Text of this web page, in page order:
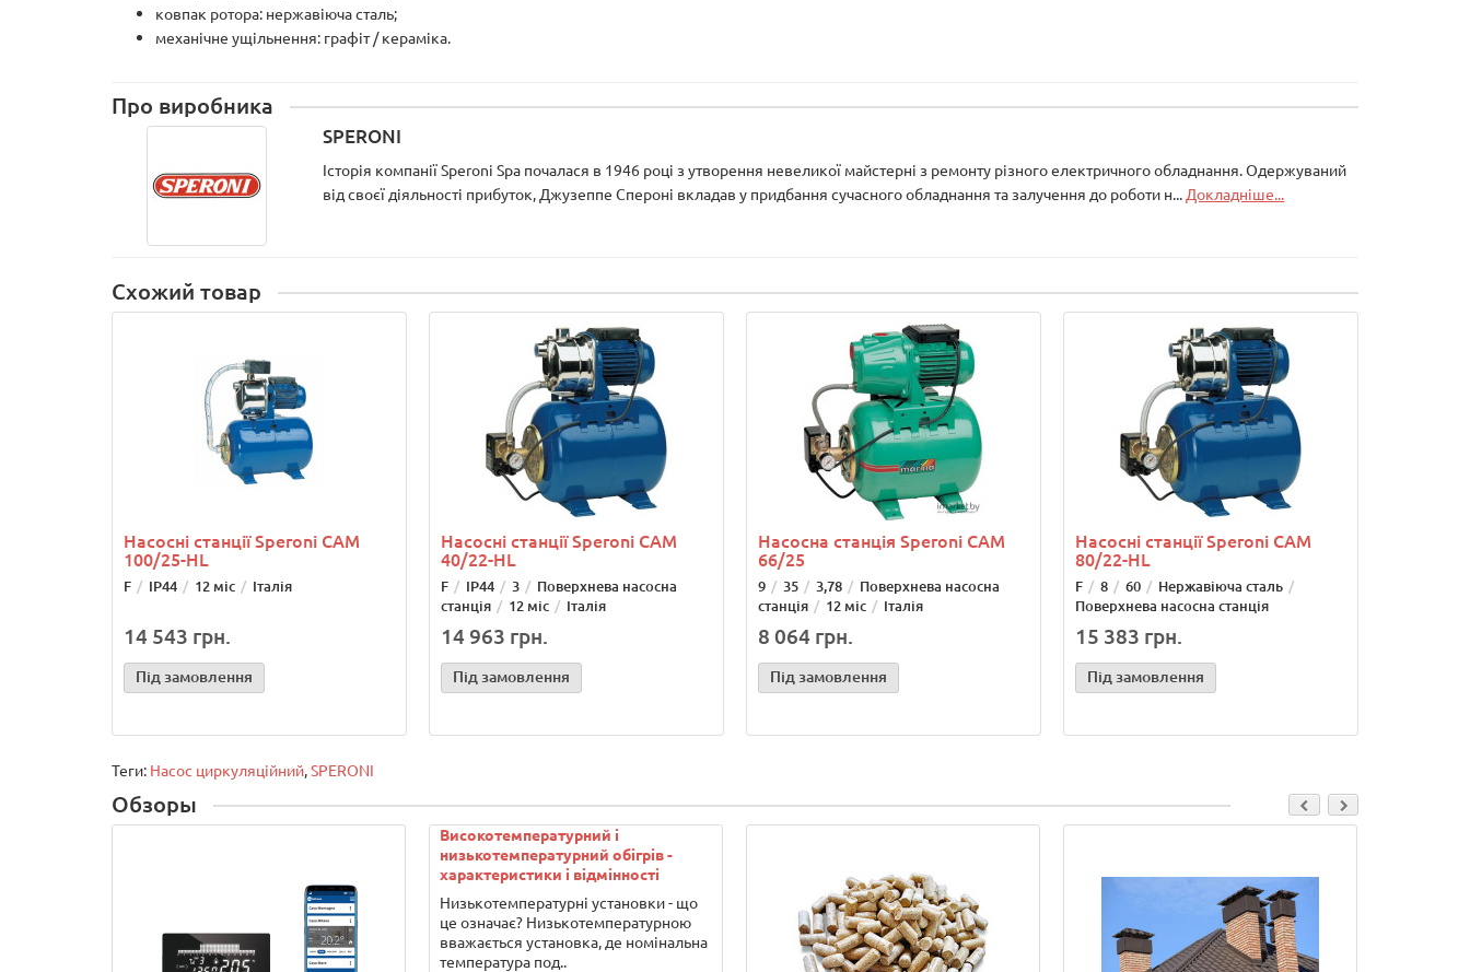
ковпак ротора: нержавіюча сталь;
механічне ущільнення: графіт / кераміка.
Про виробника
SPERONI
Історія компанії Speroni Spa почалася в 1946 році з утворення невеликої майстерні з ремонту різного електричного обладнання. Одержуваний
від своєї діяльності прибуток, Джузеппе Спероні вкладав у придбання сучасного обладнання та залучення до роботи н... Докладніше...
Схожий товар
Насосні станції Speroni САМ
100/25-HL
F IP44 12 міс Італія
14 543 грн.
Під замовлення
Насосні станції Speroni САМ
40/22-HL
F IP44 3
Поверхнева насосна
станція
12 міс Італія
14 963 грн.
Під замовлення
Насосна станція Speroni CAM
66/25
9 35 3,78
Поверхнева насосна
станція
12 міс Італія
8 064 грн.
Під замовлення
Насосні станції Speroni САМ
80/22-HL
F 8 60
Нержавіюча сталь
Поверхнева насосна станція
15 383 грн.
Під замовлення
Теги: Насос циркуляційний,SPERONI
Обзоры
Високотемпературний і
низькотемпературний обігрів -
характеристики і відмінності
Низькотемпературні установки - що
це означає? Низькотемпературною
вважається установка, де номінальна
температура под..